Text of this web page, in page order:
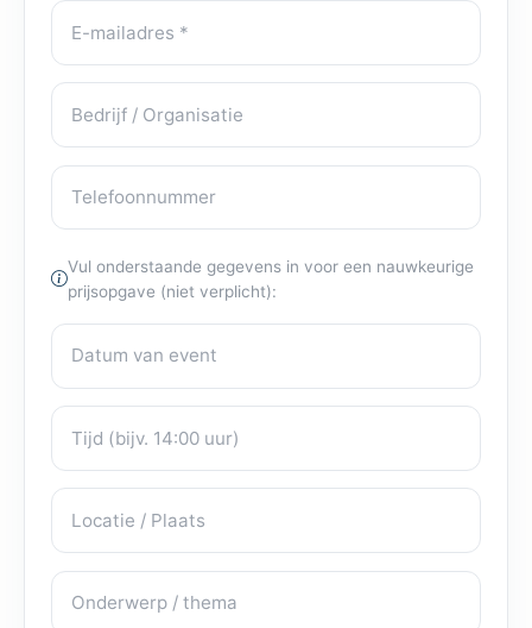
E-mailadres
Bedrijf / Organisatie
Telefoonnummer
Vul onderstaande gegevens in voor een nauwkeurige
prijsopgave (niet verplicht):
Eventdetails
Datum van event
Tijd
Locatie / Plaats
Onderwerp / thema